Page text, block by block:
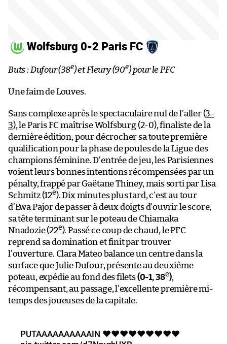
Wolfsburg 0-2 Paris FC
Buts : Dufour (38e) et Fleury (90e) pour le PFC
Une faim de Louves.
Sans complexe après le spectaculaire nul de l’aller (3-
3), le Paris FC maîtrise Wolfsburg (2-0), finaliste de la
dernière édition, pour décrocher sa toute première
qualification pour la phase de poules de la Ligue des
champions féminine. D’entrée de jeu, les Parisiennes
voient leurs bonnes intentions récompensées par un
pénalty, frappé par Gaëtane Thiney, mais sorti par Lisa
Schmitz (12e). Dix minutes plus tard, c’est au tour
d’Ewa Pajor de passer à deux doigts d’ouvrir le score,
sa tête terminant sur le poteau de Chiamaka
Nnadozie (22e). Passé ce coup de chaud, le PFC
reprend sa domination et finit par trouver
l’ouverture. Clara Mateo balance un centre dans la
surface que Julie Dufour, présente au deuxième
poteau, expédie au fond des filets(0-1, 38e),
récompensant, au passage, l’excellente première mi-
temps des joueuses de la capitale.
PUTAAAAAAAAAAIN ❤️❤️❤️❤️❤️❤️❤️❤️❤️